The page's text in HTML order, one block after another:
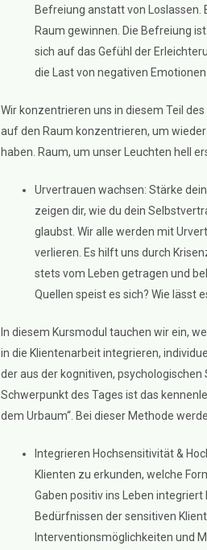
Befreiung anstatt von Loslassen.
Raum gewinnen. Die Befreiung
sich auf das Gefühl der
die Last von negativen Emotionen
Wir konzentrieren uns in diesem Teil
auf den Raum konzentrieren, um
haben. Raum, um unser Leuchten hell
Urvertrauen wachsen: Stärke
zeigen dir, wie du dein
glaubst. Wir alle werden mit
verlieren. Es hilft uns durch
stets vom Leben getragen und
Quellen speist es sich? Wie lässt
In diesem Kursmodul tauchen wir ein,
in die Klientenarbeit integrieren,
der aus der kognitiven,
Schwerpunkt des Tages ist das
dem Urbaum“. Bei dieser Methode
Integrieren Hochsensitivität &
Klienten zu erkunden, welche
Gaben positiv ins Leben
Bedürfnissen der sensitiven
Interventionsmöglichkeiten und